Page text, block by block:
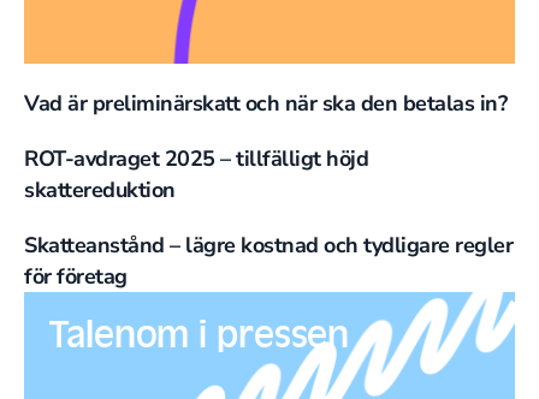
Vad är preliminärskatt och när ska den betalas in?
ROT-avdraget 2025 – tillfälligt höjd
skattereduktion
Skatteanstånd – lägre kostnad och tydligare regler
för företag
Talenom i pressen